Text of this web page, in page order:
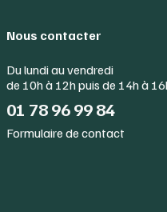
Nous contacter
Du lundi au vendredi
de 10h à 12h puis de 14h à
01 78 96 99 84
Formulaire de contact